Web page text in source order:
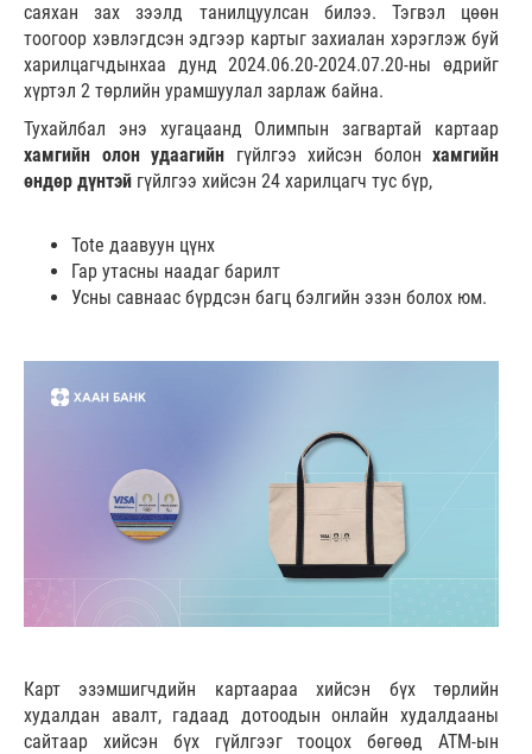
саяхан зах зээлд танилцуулсан билээ. Тэгвэл цөөн
тоогоор хэвлэгдсэн эдгээр картыг захиалан хэрэглэж буй
харилцагчдынхаа дунд 2024.06.20-2024.07.20-ны өдрийг
хүртэл 2 төрлийн урамшуулал зарлаж байна.
Тухайлбал энэ хугацаанд Олимпын загвартай картаар
хамгийн олон удаагийн гүйлгээ хийсэн болон хамгийн
өндөр дүнтэй гүйлгээ хийсэн 24 харилцагч тус бүр,
Tote даавуун цүнх
Гар утасны наадаг барилт
Усны савнаас бүрдсэн багц бэлгийн эзэн болох юм.
Карт эзэмшигчдийн картаараа хийсэн бүх төрлийн
худалдан авалт, гадаад дотоодын онлайн худалдааны
сайтаар хийсэн бүх гүйлгээг тооцох бөгөөд АТМ-ын